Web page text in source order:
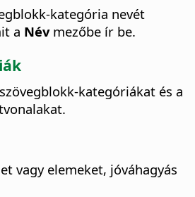
kategória nevét
a Névmezőbe ír be.
kategóriákat és a
vagy elemeket, jóváhagyás